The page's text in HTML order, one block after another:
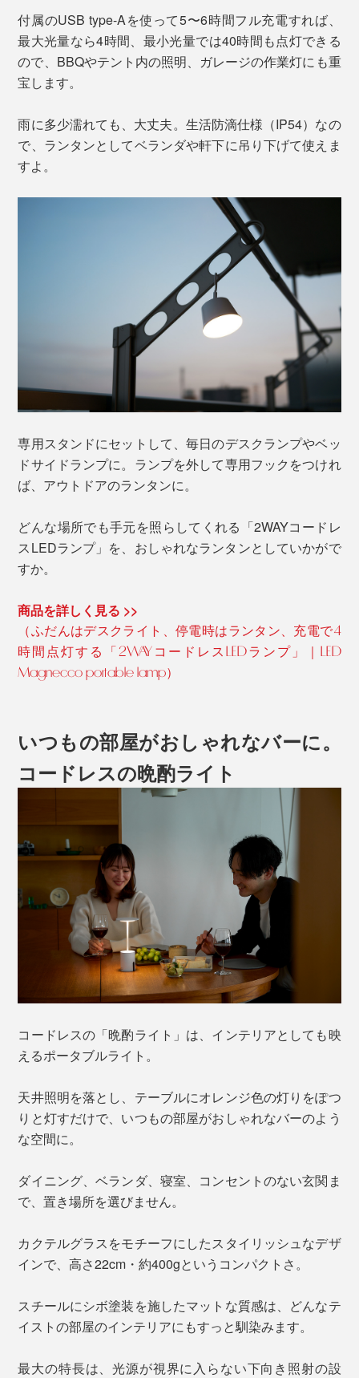
付属のUSB type-Aを使って5〜6時間フル充電すれば、
最大光量なら4時間、最小光量では40時間も点灯できる
ので、BBQやテント内の照明、ガレージの作業灯にも重
宝します。
雨に多少濡れても、大丈夫。生活防滴仕様（IP54）なの
で、ランタンとしてベランダや軒下に吊り下げて使えま
すよ。
専用スタンドにセットして、毎日のデスクランプやベッ
ドサイドランプに。ランプを外して専用フックをつけれ
ば、アウトドアのランタンに。
どんな場所でも手元を照らしてくれる「2WAYコードレ
スLEDランプ」を、おしゃれなランタンとしていかがで
すか。
商品を詳しく見る >>
（ふだんはデスクライト、停電時はランタン、充電で4
時間点灯する「2WAYコードレスLEDランプ」｜LED
Magnecco portable lamp）
いつもの部屋がおしゃれなバーに。
コードレスの晩酌ライト
コードレスの「晩酌ライト」は、インテリアとしても映
えるポータブルライト。
天井照明を落とし、テーブルにオレンジ色の灯りをぽつ
りと灯すだけで、いつもの部屋がおしゃれなバーのよう
な空間に。
ダイニング、ベランダ、寝室、コンセントのない玄関ま
で、置き場所を選びません。
カクテルグラスをモチーフにしたスタイリッシュなデザ
インで、高さ22cm・約400gというコンパクトさ。
スチールにシボ塗装を施したマットな質感は、どんなテ
イストの部屋のインテリアにもすっと馴染みます。
最大の特長は、光源が視界に入らない下向き照射の設